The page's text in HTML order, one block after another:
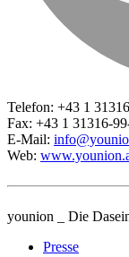
Telefon: +43 1
Fax: +43 1 31316-
E-Mail:
Web:
younion _ Die
Presse